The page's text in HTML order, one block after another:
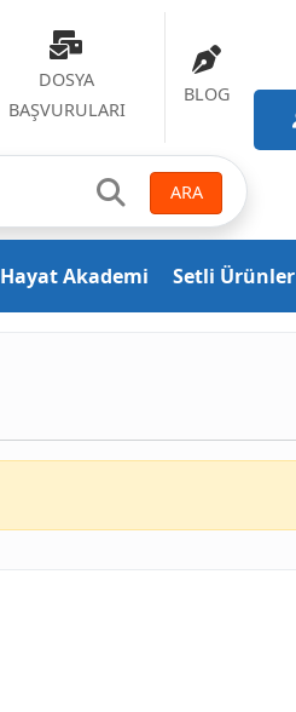
DOSYA
BAŞVURULARI
BLOG
ARA
Hayat Akademi Setli Ürünler